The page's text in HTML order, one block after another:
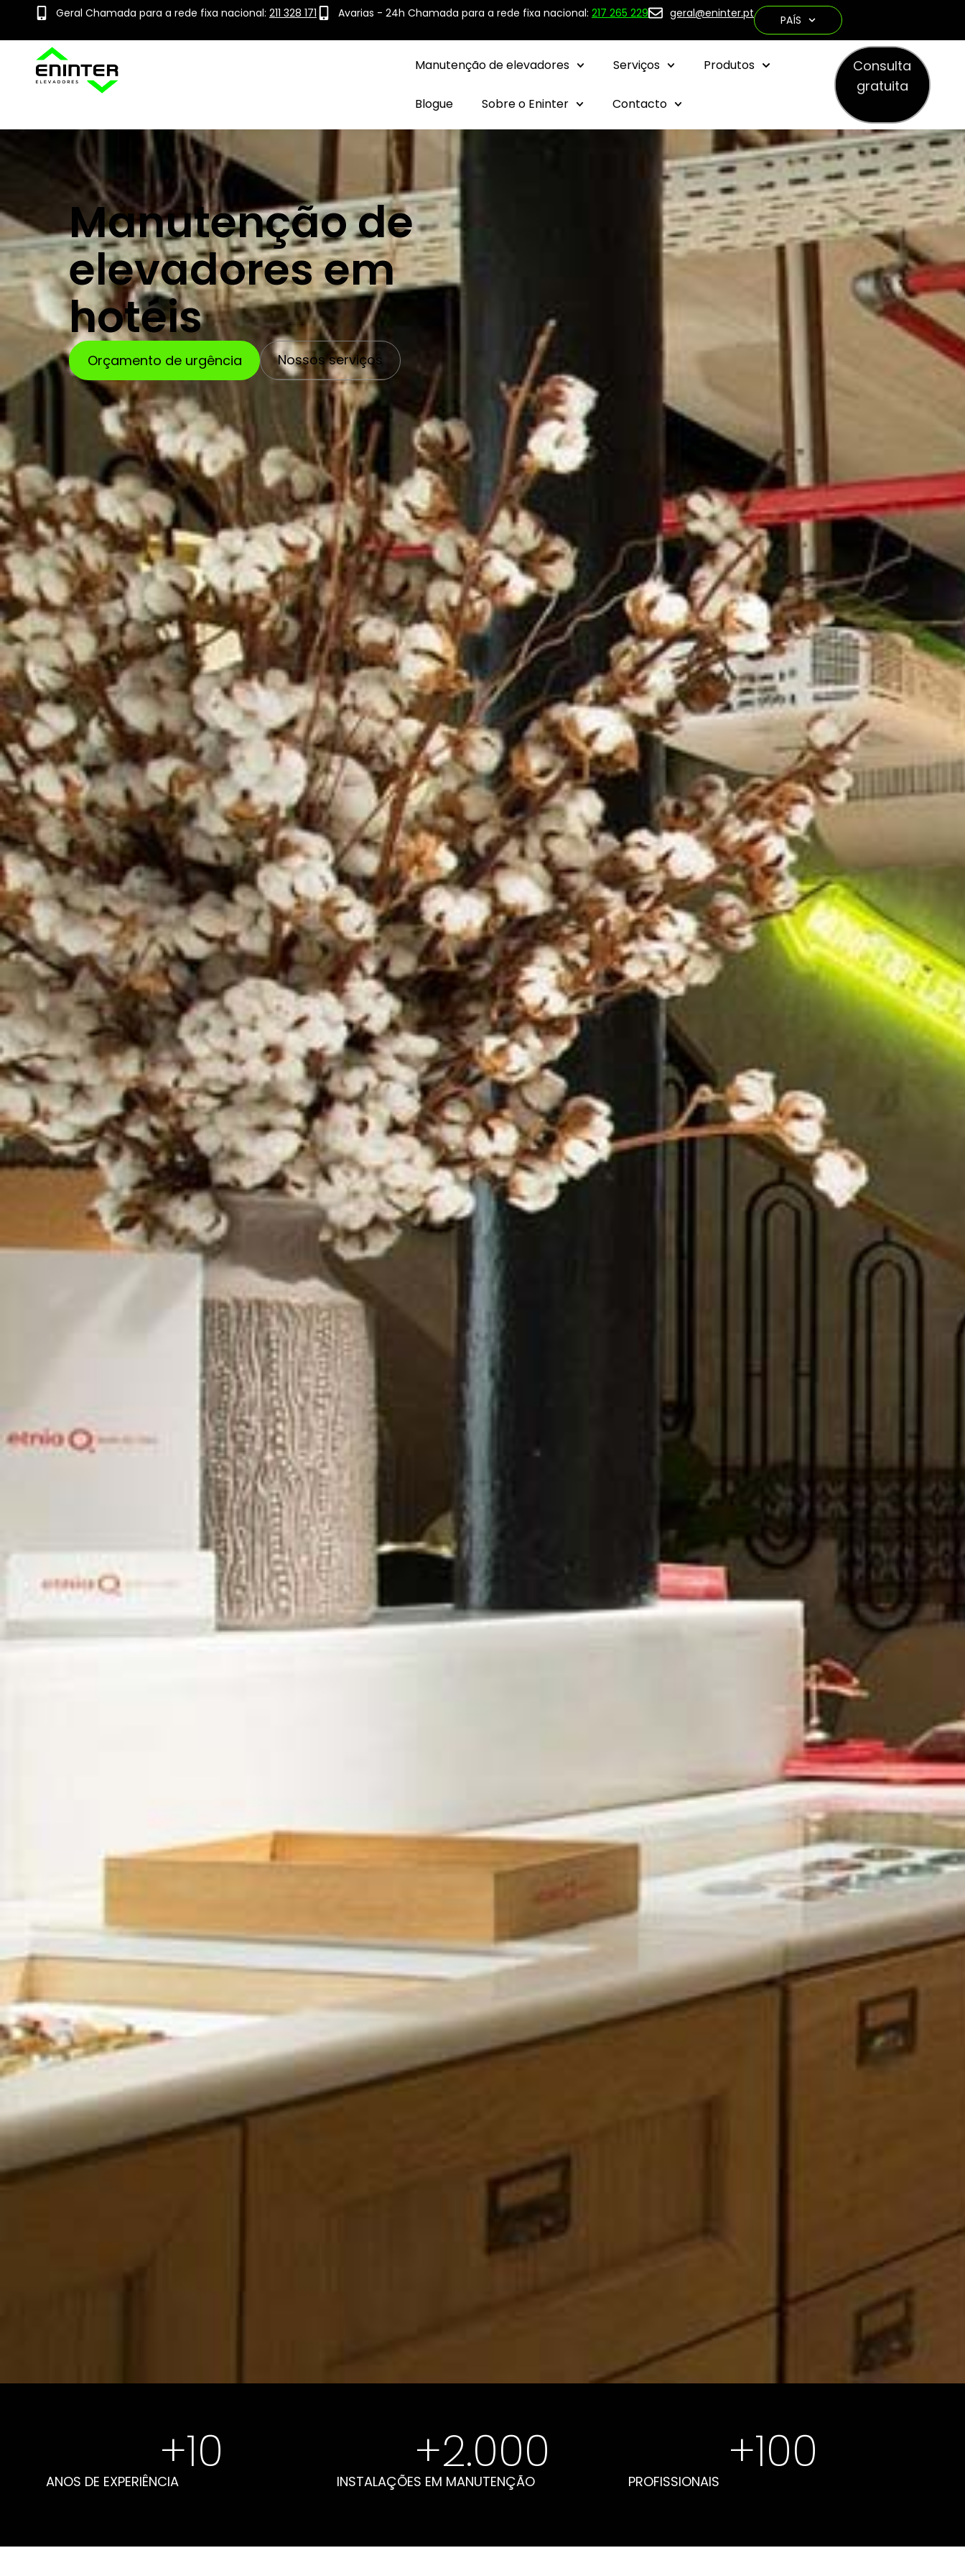
Geral Chamada para a rede fixa nacional: 211 328 171 Avarias - 24h Chamada para a rede fixa nacional: 217 265 229 geral@eninter.pt PAÍS
Manutenção de elevadores Serviços Produtos
Blogue Sobre o Eninter Contacto
Consulta
gratuita
Manutenção de
elevadores em
hotéis
Orçamento de urgência Nossos serviços
+10
ANOS DE EXPERIÊNCIA
+2.000
INSTALAÇÕES EM MANUTENÇÃO
+100
PROFISSIONAIS